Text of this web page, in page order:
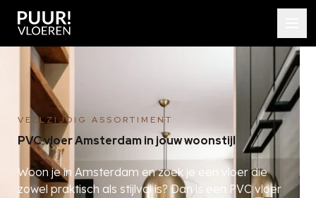
VEELZIJDIG ASSORTIMENT
PVC vloer Amsterdam in jouw woonstijl
Woon je in Amsterdam en zoek je een vloer die
zowel praktisch als stijlvol is? Dan is een PVC vloer